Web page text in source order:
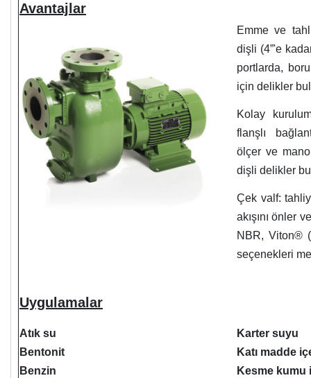
Avantajlar
Emme ve
dişli (4”'e
portlarda,
için delikler
Kolay
flanşlı
ölçer ve
dişli delikler
Çek valf:
akışını önler
NBR, Viton®
seçenekleri
Uygulamalar
Atık su
Bentonit
Benzin
Karter suyu
Katı madde
Kesme kumu